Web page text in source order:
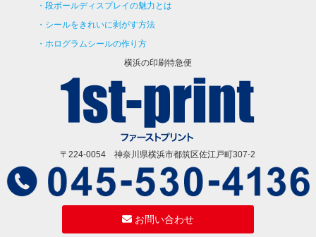
段ボールディスプレイの魅力とは
シールをきれいに剥がす方法
ホログラムシールの作り方
横浜の印刷特急便
〒224-0054 神奈川県横浜市都筑区佐江戸町307-2
お問い合わせ